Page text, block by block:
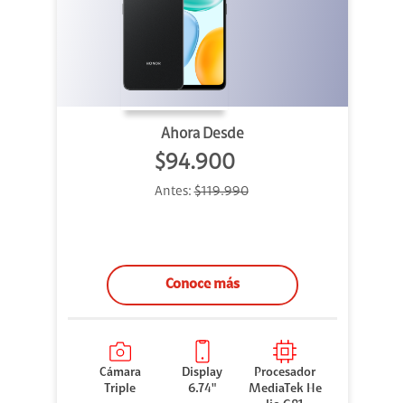
Ahora Desde
$94.900
Antes:$119.990
Conoce más
Cámara
Triple
Display
6.74"
Procesador
MediaTek He